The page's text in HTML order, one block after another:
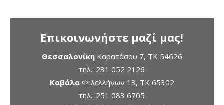
Επικοινωνήστε μαζί μας!
ΘεσσαλονίκηΚαρατάσου 7, TK 54626
τηλ.: 231 052 2126
ΚαβάλαΦιλελλήνων 13, ΤΚ 65302
τηλ.: 251 083 6705